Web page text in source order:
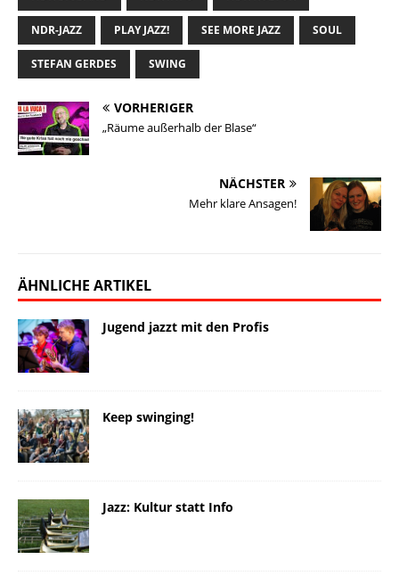
k
n
k
n
NDR-JAZZ PLAY JAZZ! SEE MORE JAZZ SOUL
STEFAN GERDES SWING
VORHERIGER
„Räume außerhalb der Blase“
NÄCHSTER
Mehr klare Ansagen!
ÄHNLICHE ARTIKEL
Jugend jazzt mit den Profis
Keep swinging!
Jazz: Kultur statt Info